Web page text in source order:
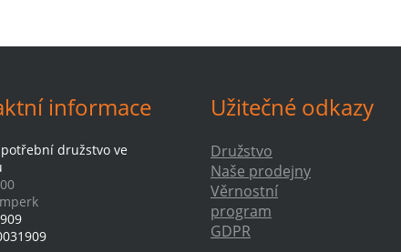
informace
družstvo ve
Užitečné odkazy
Družstvo
Naše prodejny
Věrnostní
program
GDPR